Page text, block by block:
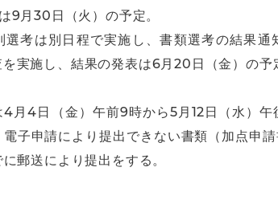
9月30日（火）の予定。
選考は別日程で実施し、書類選考の結果
を実施し、結果の発表は6月20日（金）の
4月4日（金）午前9時から5月12日（水）
子申請により提出できない書類（加点申
郵送により提出をする。